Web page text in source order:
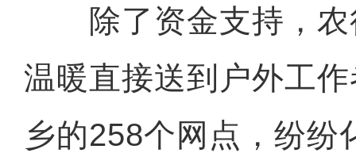
除了资金支持，农
温暖直接送到户外工
乡的258个网点，纷纷